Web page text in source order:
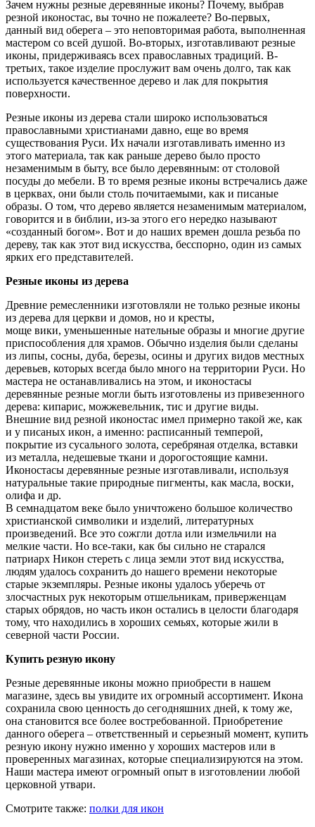
Зачем нужны резные деревянные иконы? Почему, выбрав
резной иконостас, вы точно не пожалеете? Во-первых,
данный вид оберега – это неповторимая работа, выполненная
мастером со всей душой. Во-вторых, изготавливают резные
иконы, придерживаясь всех православных традиций. В-
третьих, такое изделие прослужит вам очень долго, так как
используется качественное дерево и лак для покрытия
поверхности.
Резные иконы из дерева стали широко использоваться
православными христианами давно, еще во время
существования Руси. Их начали изготавливать именно из
этого материала, так как раньше дерево было просто
незаменимым в быту, все было деревянным: от столовой
посуды до мебели. В то время резные иконы встречались даже
в церквах, они были столь почитаемыми, как и писаные
образы. О том, что дерево является незаменимым материалом,
говорится и в библии, из-за этого его нередко называют
«созданный богом». Вот и до наших времен дошла резьба по
дереву, так как этот вид искусства, бесспорно, один из самых
ярких его представителей.
Резные иконы из дерева
Древние ремесленники изготовляли не только резные иконы
из дерева для церкви и домов, но и кресты,
моще вики, уменьшенные нательные образы и многие другие
приспособления для храмов. Обычно изделия были сделаны
из липы, сосны, дуба, березы, осины и других видов местных
деревьев, которых всегда было много на территории Руси. Но
мастера не останавливались на этом, и иконостасы
деревянные резные могли быть изготовлены из привезенного
дерева: кипарис, можжевельник, тис и другие виды.
Внешние вид резной иконостас имел примерно такой же, как
и у писаных икон, а именно: расписанный темперой,
покрытие из сусального золота, серебряная отделка, вставки
из металла, недешевые ткани и дорогостоящие камни.
Иконостасы деревянные резные изготавливали, используя
натуральные такие природные пигменты, как масла, воски,
олифа и др.
В семнадцатом веке было уничтожено большое количество
христианской символики и изделий, литературных
произведений. Все это сожгли дотла или измельчили на
мелкие части. Но все-таки, как бы сильно не старался
патриарх Никон стереть с лица земли этот вид искусства,
людям удалось сохранить до нашего времени некоторые
старые экземпляры. Резные иконы удалось уберечь от
злосчастных рук некоторым отшельникам, приверженцам
старых обрядов, но часть икон остались в целости благодаря
тому, что находились в хороших семьях, которые жили в
северной части России.
Купить резную икону
Резные деревянные иконы можно приобрести в нашем
магазине, здесь вы увидите их огромный ассортимент. Икона
сохранила свою ценность до сегодняшних дней, к тому же,
она становится все более востребованной. Приобретение
данного оберега – ответственный и серьезный момент, купить
резную икону нужно именно у хороших мастеров или в
проверенных магазинах, которые специализируются на этом.
Наши мастера имеют огромный опыт в изготовлении любой
церковной утвари.
Смотрите также: полки для икон